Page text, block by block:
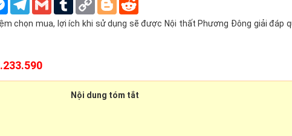
MessengerTelegram
Gmail TumblrCopy
Link
Blogger
chọn mua, lợi ích khi sử dụng sẽ được Nội thất Phương Đông giải đáp
Nội dung tóm tắt